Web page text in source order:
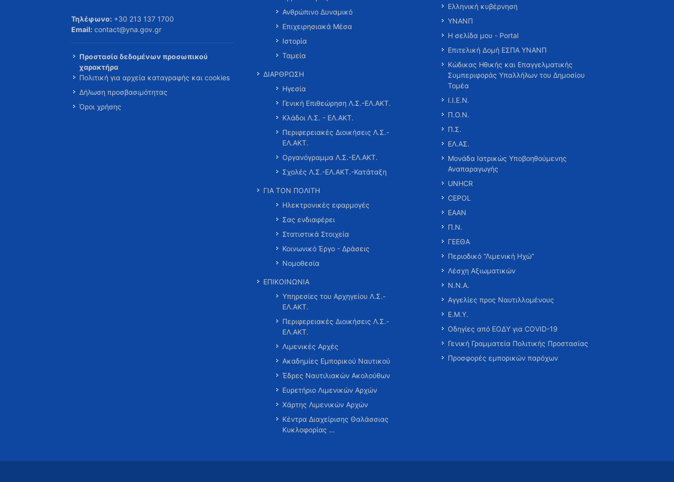
Τηλέφωνο: +30 213 137 1700
Email: contact@yna.gov.gr
Προστασία δεδομένων προσωπικού
χαρακτήρα
Πολιτική για αρχεία καταγραφής και cookies
Δήλωση προσβασιμότητας
Όροι χρήσης
Ανθρώπινο Δυναμικό
Επιχειρησιακά Μέσα
Ιστορία
Ταμεία
ΔΙΑΡΘΡΩΣΗ
Ηγεσία
Γενική Επιθεώρηση Λ.Σ.-ΕΛ.ΑΚΤ.
Κλάδοι Λ.Σ. - ΕΛ.ΑΚΤ.
Περιφερειακές Διοικήσεις Λ.Σ.-
ΕΛ.ΑΚΤ.
Οργανόγραμμα Λ.Σ.-ΕΛ.ΑΚΤ.
Σχολές Λ.Σ.-ΕΛ.ΑΚΤ.-Κατάταξη
ΓΙΑ ΤΟΝ ΠΟΛΙΤΗ
Ηλεκτρονικές εφαρμογές
Σας ενδιαφέρει
Στατιστικά Στοιχεία
Κοινωνικό Έργο - Δράσεις
Νομοθεσία
ΕΠΙΚΟΙΝΩΝΙΑ
Υπηρεσίες του Αρχηγείου Λ.Σ.-
ΕΛ.ΑΚΤ.
Περιφερειακές Διοικήσεις Λ.Σ.-
ΕΛ.ΑΚΤ.
Λιμενικές Αρχές
Ακαδημίες Εμπορικού Ναυτικού
Έδρες Ναυτιλιακών Ακολούθων
Ευρετήριο Λιμενικών Αρχών
Χάρτης Λιμενικών Αρχών
Κέντρα Διαχείρισης Θαλάσσιας
Κυκλοφορίας …
Ελληνική κυβέρνηση
ΥΝΑΝΠ
Η σελίδα μου - Portal
Επιτελική Δομή ΕΣΠΑ ΥΝΑΝΠ
Κώδικας Ηθικής και Επαγγελματικής
Συμπεριφοράς Υπαλλήλων του Δημοσίου
Τομέα
Ι.Ι.Ε.Ν.
Π.Ο.Ν.
Π.Σ.
ΕΛ.ΑΣ.
Μονάδα Ιατρικώς Υποβοηθούμενης
Αναπαραγωγής
UNHCR
CEPOL
ΕΑΑΝ
Π.Ν.
ΓΕΕΘΑ
Περιοδικό “Λιμενική Ηχώ”
Λέσχη Αξιωματικών
Ν.Ν.Α.
Αγγελίες προς Ναυτιλλομένους
Ε.Μ.Υ.
Οδηγίες από ΕΟΔΥ για COVID-19
Γενική Γραμματεία Πολιτικής Προστασίας
Προσφορές εμπορικών παρόχων